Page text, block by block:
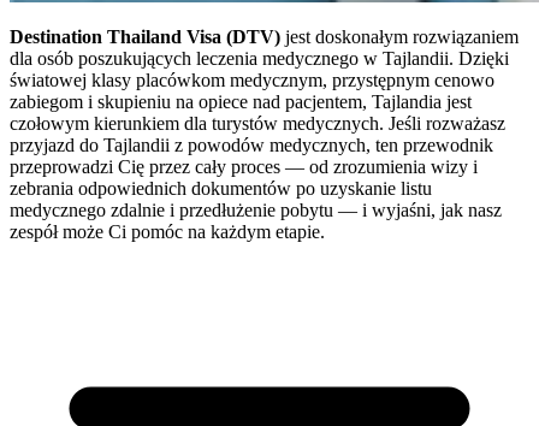
Destination Thailand Visa (DTV) jest doskonałym rozwiązaniem
dla osób poszukujących leczenia medycznego w Tajlandii. Dzięki
światowej klasy placówkom medycznym, przystępnym cenowo
zabiegom i skupieniu na opiece nad pacjentem, Tajlandia jest
czołowym kierunkiem dla turystów medycznych. Jeśli rozważasz
przyjazd do Tajlandii z powodów medycznych, ten przewodnik
przeprowadzi Cię przez cały proces — od zrozumienia wizy i
zebrania odpowiednich dokumentów po uzyskanie listu
medycznego zdalnie i przedłużenie pobytu — i wyjaśni, jak nasz
zespół może Ci pomóc na każdym etapie.